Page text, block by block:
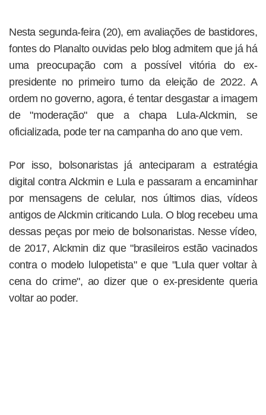
Nesta segunda-feira (20), em avaliações de bastidores,
fontes do Planalto ouvidas pelo blog admitem que já há
uma preocupação com a possível vitória do ex-
presidente no primeiro turno da eleição de 2022. A
ordem no governo, agora, é tentar desgastar a imagem
de "moderação" que a chapa Lula-Alckmin, se
oficializada, pode ter na campanha do ano que vem.
Por isso, bolsonaristas já anteciparam a estratégia
digital contra Alckmin e Lula e passaram a encaminhar
por mensagens de celular, nos últimos dias, vídeos
antigos de Alckmin criticando Lula. O blog recebeu uma
dessas peças por meio de bolsonaristas. Nesse vídeo,
de 2017, Alckmin diz que "brasileiros estão vacinados
contra o modelo lulopetista" e que "Lula quer voltar à
cena do crime", ao dizer que o ex-presidente queria
voltar ao poder.